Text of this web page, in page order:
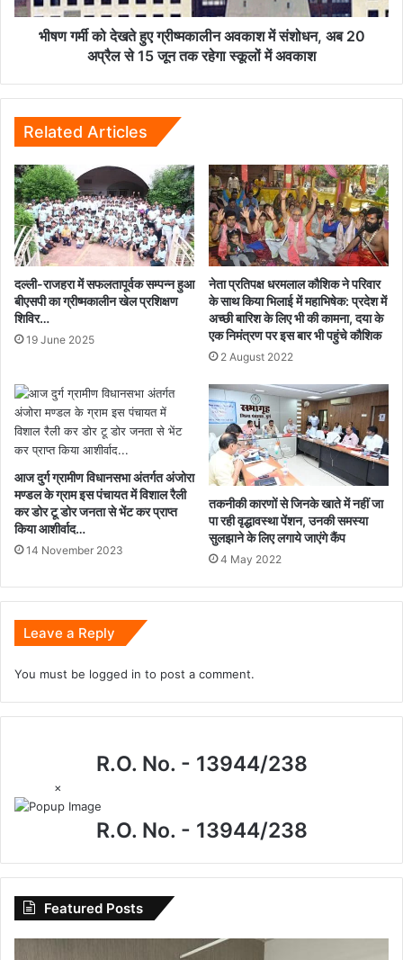
संशोधन,
जून
तक
रहेगा
स्कूलों
में
अवकाश
भीषण गर्मी को देखते हुए ग्रीष्मकालीन अवकाश में संशोधन, अब 20
अप्रैल से 15 जून तक रहेगा स्कूलों में अवकाश
Related Articles
दल्ली-राजहरा में सफलतापूर्वक सम्पन्न हुआ
बीएसपी का ग्रीष्मकालीन खेल प्रशिक्षण
शिविर…
19 June 2025
नेता प्रतिपक्ष धरमलाल कौशिक ने परिवार
के साथ किया भिलाई में महाभिषेक: प्रदेश में
अच्छी बारिश के लिए भी की कामना, दया के
एक निमंत्रण पर इस बार भी पहुंचे कौशिक
2 August 2022
आज दुर्ग ग्रामीण विधानसभा अंतर्गत अंजोरा
मण्डल के ग्राम इस पंचायत में विशाल रैली
कर डोर टू डोर जनता से भेंट कर प्राप्त
किया आशीर्वाद…
14 November 2023
तकनीकी कारणों से जिनके खाते में नहीं जा
पा रही वृद्धावस्था पेंशन, उनकी समस्या
सुलझाने के लिए लगाये जाएंगे कैंप
4 May 2022
Leave a Reply
You must be logged in to post a comment.
R.O. No. - 13944/238
×
R.O. No. - 13944/238
Featured Posts